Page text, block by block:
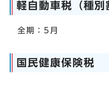
軽自動車税（種別
全期：5月
国民健康保険税